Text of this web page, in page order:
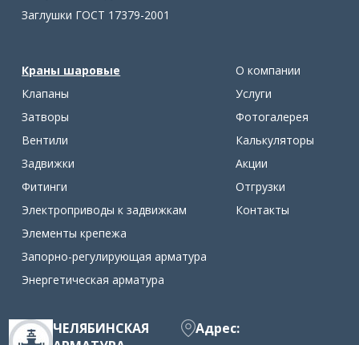
Заглушки ГОСТ 17379-2001
Краны шаровые
Клапаны
Затворы
Вентили
Задвижки
Фитинги
Электроприводы к задвижкам
Элементы крепежа
Запорно-регулирующая арматура
Энергетическая арматура
О компании
Услуги
Фотогалерея
Калькуляторы
Акции
Отгрузки
Контакты
ЧЕЛЯБИНСКАЯ
Адрес: